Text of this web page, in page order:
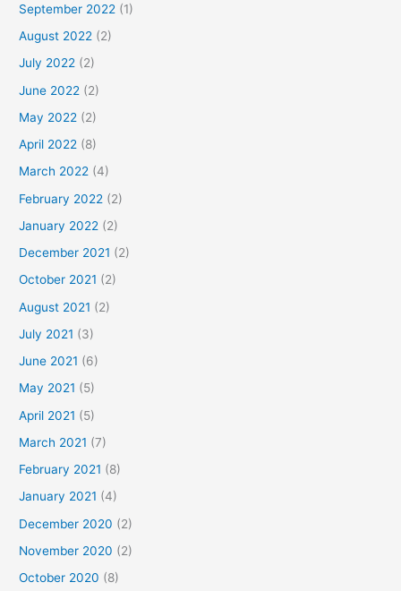
September 2022 (1)
August 2022 (2)
July 2022 (2)
June 2022 (2)
May 2022 (2)
April 2022 (8)
March 2022 (4)
February 2022 (2)
January 2022 (2)
December 2021 (2)
October 2021 (2)
August 2021 (2)
July 2021 (3)
June 2021 (6)
May 2021 (5)
April 2021 (5)
March 2021 (7)
February 2021 (8)
January 2021 (4)
December 2020 (2)
November 2020 (2)
October 2020 (8)